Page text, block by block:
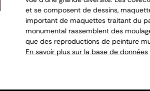
et se composent de dessins,
important de maquettes traitant du
monumental rassemblent des
que des reproductions de peinture
En savoir plus sur la base de données